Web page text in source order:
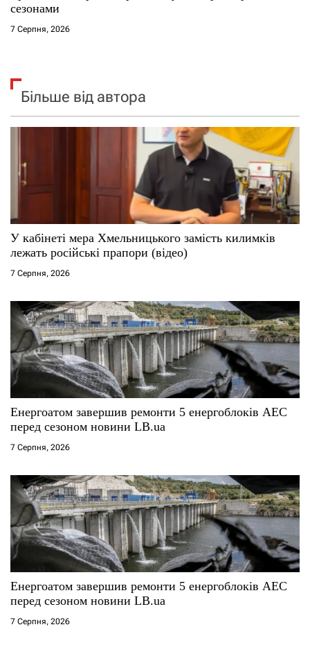
сезонами
7 Серпня, 2026
Більше від автора
У кабінеті мера Хмельницького замість килимків
лежать російські прапори (відео)
7 Серпня, 2026
Енергоатом завершив ремонти 5 енергоблоків АЕС
перед сезоном новини LB.ua
7 Серпня, 2026
Енергоатом завершив ремонти 5 енергоблоків АЕС
перед сезоном новини LB.ua
7 Серпня, 2026